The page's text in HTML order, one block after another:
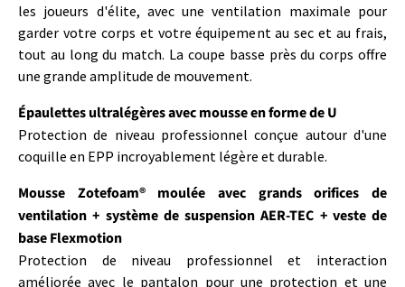
les joueurs d'élite, avec une ventilation maximale pour
garder votre corps et votre équipement au sec et au frais,
tout au long du match. La coupe basse près du corps offre
une grande amplitude de mouvement.
Épaulettes ultralégères avec mousse en forme de U
Protection de niveau professionnel conçue autour d'une
coquille en EPP incroyablement légère et durable.
Mousse Zotefoam® moulée avec grands orifices de
ventilation + système de suspension AER-TEC + veste de
base Flexmotion
Protection de niveau professionnel et interaction
améliorée avec le pantalon pour une protection et une